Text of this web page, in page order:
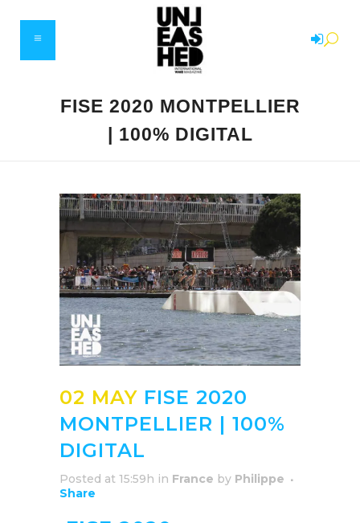
FISE 2020 MONTPELLIER
| 100% DIGITAL
02 MAY FISE 2020
MONTPELLIER | 100%
DIGITAL
Posted at 15:59h in France by Philippe
Share